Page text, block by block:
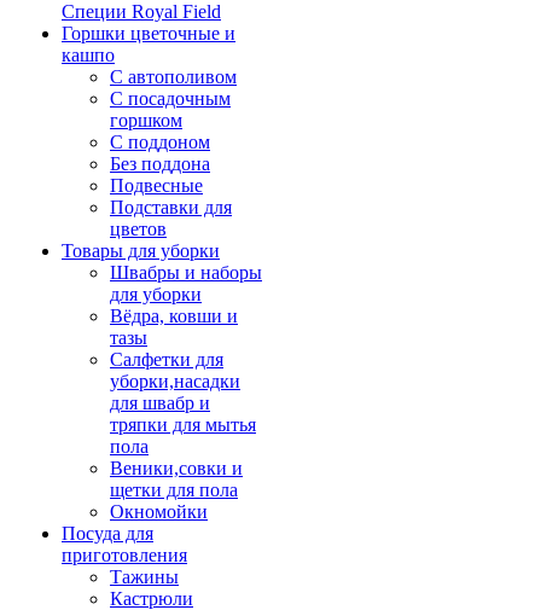
Специи Royal Field
Горшки цветочные и
кашпо
С автополивом
С посадочным
горшком
С поддоном
Без поддона
Подвесные
Подставки для
цветов
Товары для уборки
Швабры и наборы
для уборки
Вёдра, ковши и
тазы
Салфетки для
уборки,насадки
для швабр и
тряпки для мытья
пола
Веники,совки и
щетки для пола
Окномойки
Посуда для
приготовления
Тажины
Кастрюли